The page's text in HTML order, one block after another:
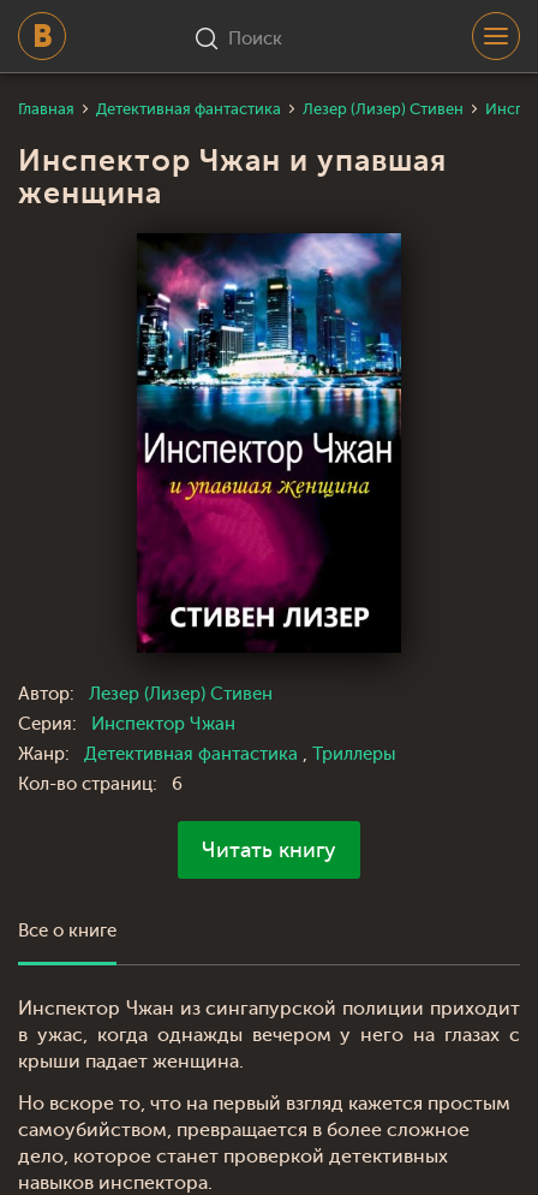
Поиск
Главная Детективная фантастика Лезер (Лизер) Стивен
Инспектор Чжан и упавшая
женщина
Автор:
Лезер (Лизер) Стивен
Серия:
Инспектор Чжан
Жанр:
Детективная фантастика , Триллеры
Кол-во страниц:
6
Читать книгу
Все о книге
Инспектор Чжан из сингапурской полиции приходит
в ужас, когда однажды вечером у него на глазах с
крыши падает женщина.
Но вскоре то, что на первый взгляд кажется простым
самоубийством, превращается в более сложное
дело, которое станет проверкой детективных
навыков инспектора.